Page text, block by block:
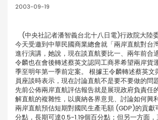
2003-09-19
(中央社記者潘智義台北十八日電)行政院大陸
今天受邀到中華民國商業總會就「兩岸直航對台
進行演講，她說，現在談直航要比一、兩年前合
令麟也在會後轉述蔡英文認同工商界希望兩岸貨
季至明年第一季前定案。 根據王令麟轉述蔡英文
員座談時表示，現在討論直航不是要不要做的問
先前公佈兩岸直航評估報告就是展現政府負責任
解直航的複雜性，以廣納各界意見、討論如何興
兩岸直航預估短期對國民生產毛額 (GDP)的貢
分點，長期可達0.5-1.19個百分點；但另一方面